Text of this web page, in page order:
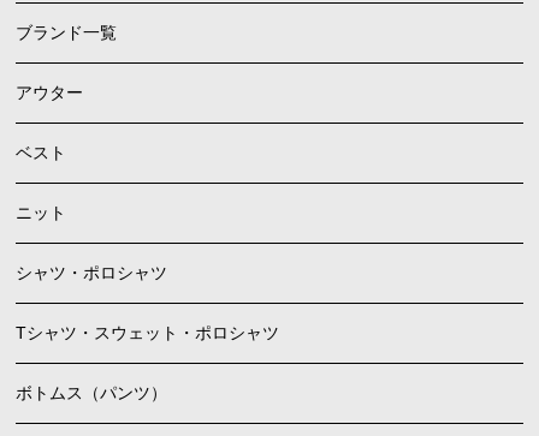
ブランド一覧
アウター
ベスト
ニット
シャツ・ポロシャツ
Tシャツ・スウェット・ポロシャツ
ボトムス（パンツ）